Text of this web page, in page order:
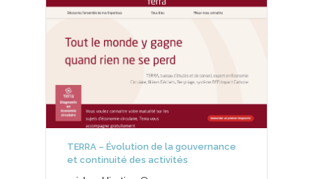
TERRA – Évolution de la gouvernance
et continuité des activités